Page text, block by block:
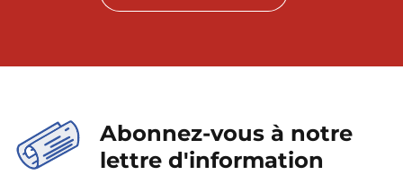
Abonnez-vous à notre
lettre d'information